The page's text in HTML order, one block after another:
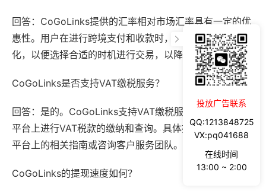
回答：CoGoLinks提供的汇率相对市场汇率具有一定的优
惠性。用户在进行跨境支付和收款时，可以关注汇率变
化，以便选择合适的时机进行交易，以降低成本。
CoGoLinks是否支持VAT缴税服务？
回答：是的。CoGoLinks支持VAT缴税服务，用户可以在
平台上进行VAT税款的缴纳和查询。具体操作流程请参见
平台上的相关指南或咨询客户服务团队。
CoGoLinks的提现速度如何？
投放广告联系
QQ:1213848725
VX:pq041688
在线时间
13:00 ~ 2:00